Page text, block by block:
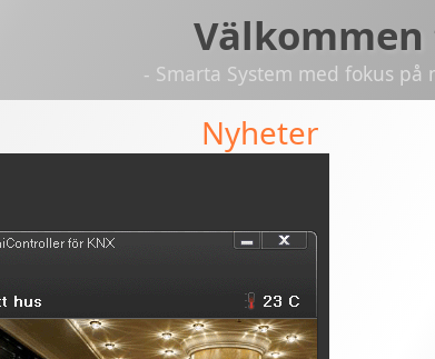
- Smarta System med fokus på
Nyheter